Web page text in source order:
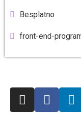
Besplatno
front-end-